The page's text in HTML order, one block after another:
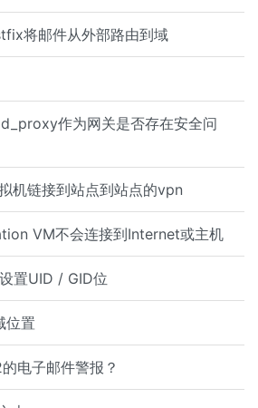
将邮件从外部路由到域
作为网关是否存在安全问
机链接到站点到站点的vpn
VM不会连接到Internet或主机
置UID / GID位
位置
电子邮件警报？